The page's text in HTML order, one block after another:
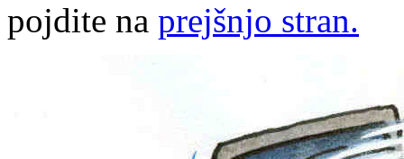
pojdite na prejšnjo stran.